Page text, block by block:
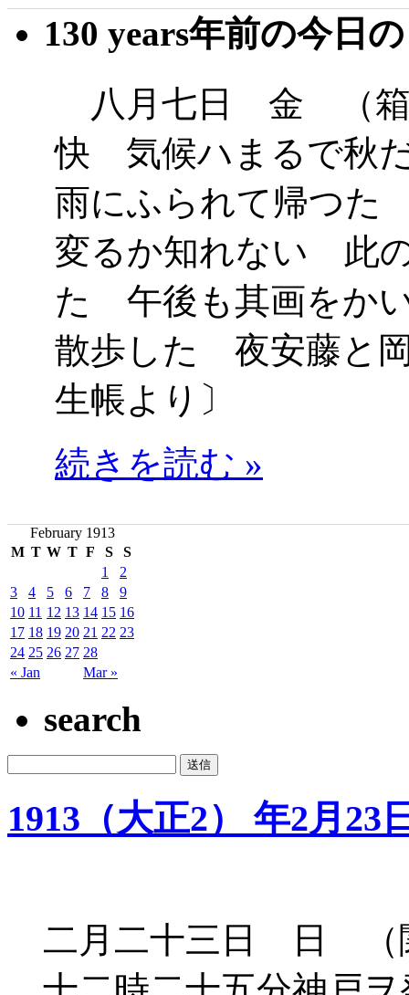
130 years年前の今日
八月七日 金 （箱
快 気候ハまるで秋
雨にふられて帰つた
変るか知れない 此
た 午後も其画をか
散歩した 夜安藤と
生帳より〕
続きを読む »
February 1913
M T W T F S S
« Jan Mar »
1
2
3
4 5 6 7 8
9
10 11 12 13 14 15 16
17 18 19 20 21 22 23
24 25 26 27 28
search
1913（大正2） 年2月23
二月二十三日 日 （